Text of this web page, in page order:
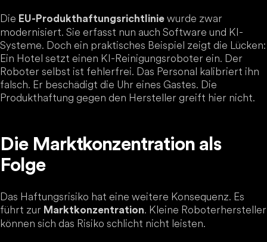
Die EU-Produkthaftungsrichtlinie wurde zwar
modernisiert. Sie erfasst nun auch Software und KI-
Systeme. Doch ein praktisches Beispiel zeigt die Lücken:
Ein Hotel setzt einen KI-Reinigungsroboter ein. Der
Roboter selbst ist fehlerfrei. Das Personal kalibriert ihn
falsch. Er beschädigt die Uhr eines Gastes. Die
Produkthaftung gegen den Hersteller greift hier nicht.
Die Marktkonzentration als
Folge
Das Haftungsrisiko hat eine weitere Konsequenz. Es
führt zur Marktkonzentration. Kleine Roboterhersteller
können sich das Risiko schlicht nicht leisten.